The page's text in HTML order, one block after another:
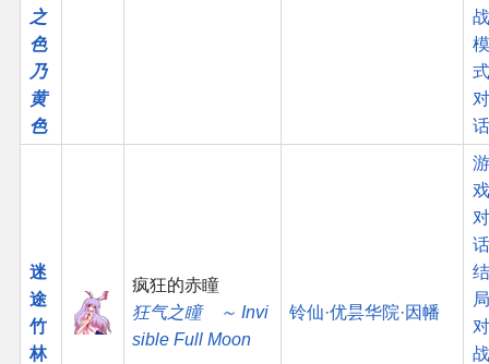
之
色
乃
黄
色
战
模
式
对
话
迷
途
竹
林
疯狂的赤瞳
狂气之瞳 ～ Invi
sible Full Moon
铃仙·优昙华院·因幡
游
戏
对
结
局
对
战